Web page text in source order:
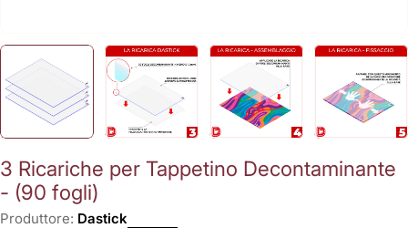
3 Ricariche per Tappetino Decontaminante
- (90 fogli)
Produttore: Dastick